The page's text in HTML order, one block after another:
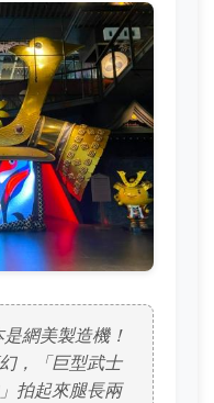
網美製造機！
，「巨型武士
拍起來腿長兩